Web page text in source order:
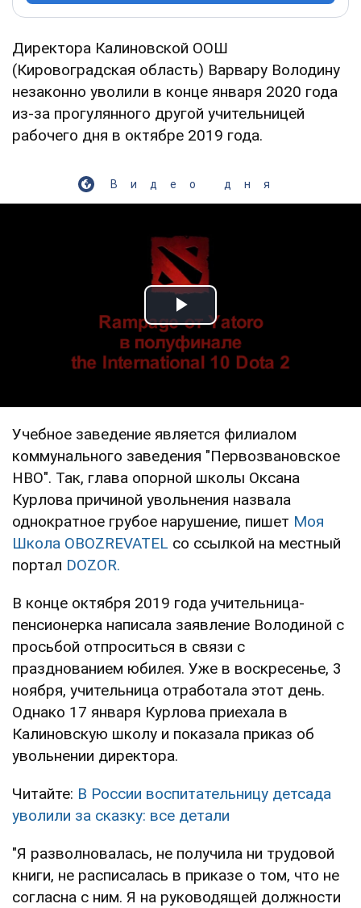
Директора Калиновской ООШ
(Кировоградская область) Варвару Володину
незаконно уволили в конце января 2020 года
из-за прогулянного другой учительницей
рабочего дня в октябре 2019 года.
Видео дня
Play Video
Учебное заведение является филиалом
коммунального заведения "Первозвановское
НВО". Так, глава опорной школы Оксана
Курлова причиной увольнения назвала
однократное грубое нарушение, пишет Моя
Школа OBOZREVATEL со ссылкой на местный
портал DOZOR.
В конце октября 2019 года учительница-
пенсионерка написала заявление Володиной с
просьбой отпроситься в связи с
празднованием юбилея. Уже в воскресенье, 3
ноября, учительница отработала этот день.
Однако 17 января Курлова приехала в
Калиновскую школу и показала приказ об
увольнении директора.
Читайте: В России воспитательницу детсада
уволили за сказку: все детали
"Я разволновалась, не получила ни трудовой
книги, не расписалась в приказе о том, что не
согласна с ним. Я на руководящей должности